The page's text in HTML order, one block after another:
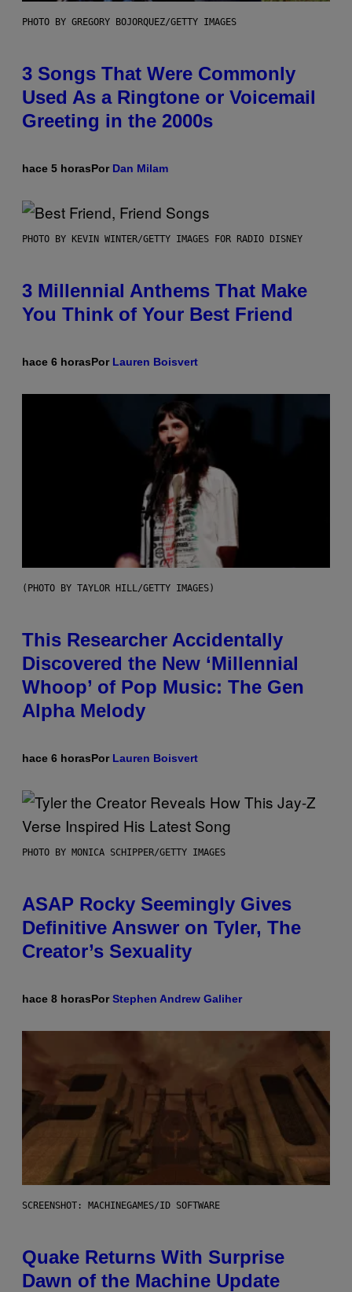
PHOTO BY GREGORY BOJORQUEZ/GETTY IMAGES
3 Songs That Were Commonly
Used As a Ringtone or Voicemail
Greeting in the 2000s
hace 5 horasPor Dan Milam
PHOTO BY KEVIN WINTER/GETTY IMAGES FOR RADIO DISNEY
3 Millennial Anthems That Make
You Think of Your Best Friend
hace 6 horasPor Lauren Boisvert
(PHOTO BY TAYLOR HILL/GETTY IMAGES)
This Researcher Accidentally
Discovered the New ‘Millennial
Whoop’ of Pop Music: The Gen
Alpha Melody
hace 6 horasPor Lauren Boisvert
PHOTO BY MONICA SCHIPPER/GETTY IMAGES
ASAP Rocky Seemingly Gives
Definitive Answer on Tyler, The
Creator’s Sexuality
hace 8 horasPorStephen Andrew Galiher
SCREENSHOT: MACHINEGAMES/ID SOFTWARE
Quake Returns With Surprise
Dawn of the Machine Update